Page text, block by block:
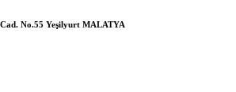
No.55 Yeşilyurt MALATYA